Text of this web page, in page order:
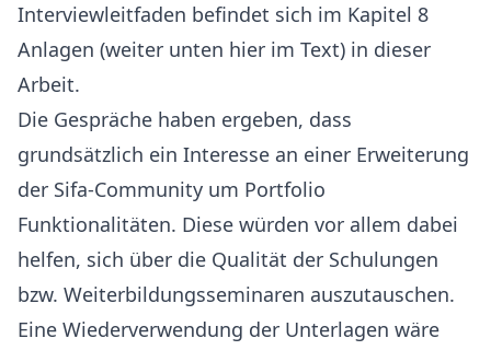
Interviewleitfaden befindet sich im Kapitel 8
Anlagen (weiter unten hier im Text) in dieser
Arbeit.
Die Gespräche haben ergeben, dass
grundsätzlich ein Interesse an einer Erweiterung
der Sifa-Community um Portfolio
Funktionalitäten. Diese würden vor allem dabei
helfen, sich über die Qualität der Schulungen
bzw. Weiterbildungsseminaren auszutauschen.
Eine Wiederverwendung der Unterlagen wäre